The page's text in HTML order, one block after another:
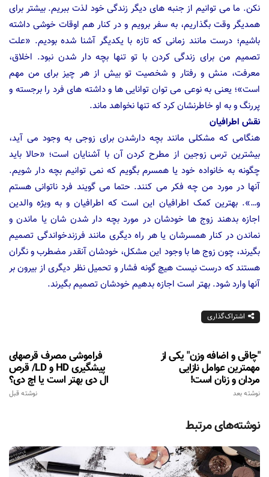
نكن. ما می توانیم از جنبه های دیگر زندگی خود لذت ببریم. بیشتر برای
همدیگر وقت بگذاریم، به سفر برویم و در كنار هم اوقات خوشی داشته
باشیم؛ درست مانند زمانی كه تازه با یكدیگر آشنا شده بودیم. «علت
تصمیم من برای زندگی كردن با تو تنها بچه دار شدن نبود. اخلاق،
معرفت، منش و رفتار و شخصیت تو بیش از هر چیز برای من مهم
است»؛ یعنی به نوعی می توان توانایی ها و داشته های فرد را برجسته و
پررنگ و به او خاطرنشان كرد كه تنها نخواهد ماند.
نقش اطرافیان
هنگامی كه مشكلی مانند بچه دارشدن برای زوجی به وجود می آید،
بیشترین ترس زوجین از مطرح كردن آن با آشنایان است؛ «حالا باید
چگونه به خانواده خود یا همسرم بگویم كه نمی توانیم بچه دار شویم.
آنها در مورد من چه فكر می كنند. حتما می گویند فرد ناتوانی هستم
و…». بهترین کمک اطرافیان این است كه اطرافیان و به ویژه والدین
اجازه بدهند زوج ها خودشان در مورد بچه دار شدن شان یا ماندن و
نماندن در كنار همسرشان یا هر راه دیگری مانند فرزندخواندگی تصمیم
بگیرند، چون زوج ها با وجود این مشكل، خودشان آنقدر مضطرب و نگران
هستند كه درست نیست هیچ گونه فشار و تحمیل نظر دیگری از بیرون بر
آنها وارد شود. بهتر است اجازه بدهیم خودشان تصمیم بگیرند.
اشتراک‌گذاری
فراموشی مصرف قرصهای
پیشگیری HD و LD/ قرص
ال دی بهتر است یا اچ دی؟
نوشته قبل
"چاقی و اضافه وزن" یکی از
مهمترین عوامل نازایی
مردان و زنان است!
نوشته بعد
نوشته‌های مرتبط